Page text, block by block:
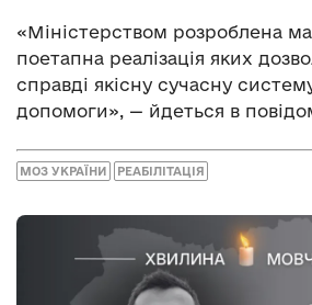
«Міністерством розроблена
поетапна реалізація яких
справді якісну сучасну
допомоги», — йдеться в
МОЗ УКРАЇНИ РЕАБІЛІТАЦІЯ